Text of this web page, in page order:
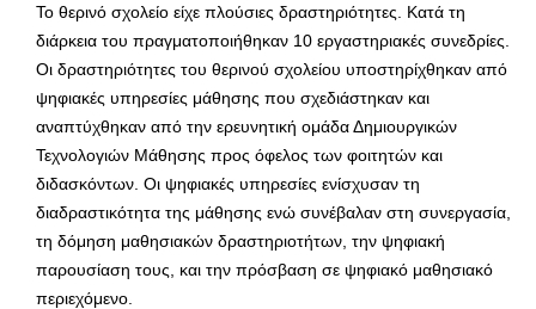
Το θερινό σχολείο είχε πλούσιες δραστηριότητες. Κατά τη
διάρκεια του πραγματοποιήθηκαν 10 εργαστηριακές συνεδρίες.
Οι δραστηριότητες του θερινού σχολείου υποστηρίχθηκαν από
ψηφιακές υπηρεσίες μάθησης που σχεδιάστηκαν και
αναπτύχθηκαν από την ερευνητική ομάδα Δημιουργικών
Τεχνολογιών Μάθησης προς όφελος των φοιτητών και
διδασκόντων. Οι ψηφιακές υπηρεσίες ενίσχυσαν τη
διαδραστικότητα της μάθησης ενώ συνέβαλαν στη συνεργασία,
τη δόμηση μαθησιακών δραστηριοτήτων, την ψηφιακή
παρουσίαση τους, και την πρόσβαση σε ψηφιακό μαθησιακό
περιεχόμενο.